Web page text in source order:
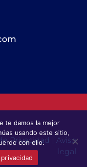
Privacidad | Aviso
legal
te damos la mejor
usando este sitio,
con ello.